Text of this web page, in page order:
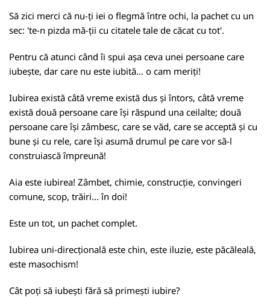
Să zici merci că nu-ți iei o flegmă între ochi, la pachet cu un
sec: 'te-n pizda mă-ții cu citatele tale de căcat cu tot'.
Pentru că atunci când îi spui așa ceva unei persoane care
iubește, dar care nu este iubită... o cam meriți!
Iubirea există câtă vreme există dus și întors, câtă vreme
există două persoane care își răspund una ceilalte; două
persoane care își zâmbesc, care se văd, care se acceptă și cu
bune și cu rele, care își asumă drumul pe care vor să-l
construiască împreună!
Aia este iubirea! Zâmbet, chimie, construcție, convingeri
comune, scop, trăiri... în doi!
Este un tot, un pachet complet.
Iubirea uni-direcțională este chin, este iluzie, este păcăleală,
este masochism!
Cât poți să iubești fără să primești iubire?